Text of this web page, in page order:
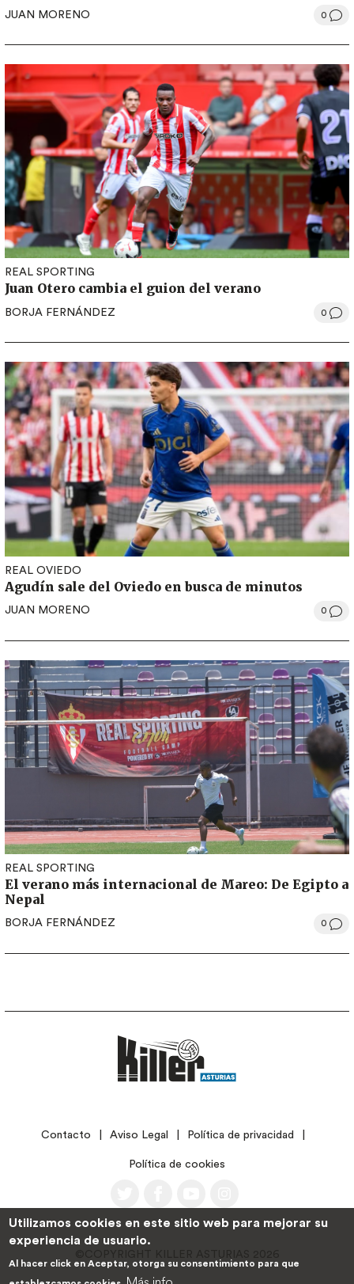
JUAN MORENO 0
REAL SPORTING
Juan Otero cambia el guion del verano
BORJA FERNÁNDEZ 0
REAL OVIEDO
Agudín sale del Oviedo en busca de minutos
JUAN MORENO 0
REAL SPORTING
El verano más internacional de Mareo: De Egipto a
Nepal
BORJA FERNÁNDEZ 0
LEGALContacto Aviso Legal Política de privacidad
Política de cookies
Utilizamos cookies en este sitio web para mejorar su
experiencia de usuario.
Al hacer click en Aceptar, otorga su consentimiento para que